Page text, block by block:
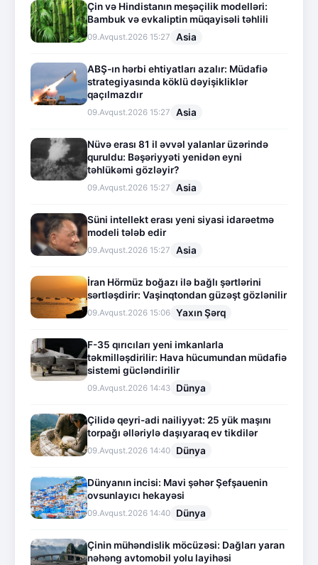
Çin və Hindistanın meşəçilik modelləri:
Bambuk və evkaliptin müqayisəli təhlili
09.Avqust.2026 15:27 Asia
ABŞ-ın hərbi ehtiyatları azalır: Müdafiə
strategiyasında köklü dəyişikliklər
qaçılmazdır
09.Avqust.2026 15:27 Asia
Nüvə erası 81 il əvvəl yalanlar üzərində
quruldu: Bəşəriyyəti yenidən eyni
təhlükəmi gözləyir?
09.Avqust.2026 15:27 Asia
Süni intellekt erası yeni siyasi idarəetmə
modeli tələb edir
09.Avqust.2026 15:27 Asia
İran Hörmüz boğazı ilə bağlı şərtlərini
sərtləşdirir: Vaşinqtondan güzəşt gözlənilir
09.Avqust.2026 15:06 Yaxın Şərq
F-35 qırıcıları yeni imkanlarla
təkmilləşdirilir: Hava hücumundan müdafiə
sistemi gücləndirilir
09.Avqust.2026 14:43 Dünya
Çilidə qeyri-adi nailiyyət: 25 yük maşını
torpağı əlləriylə daşıyaraq ev tikdilər
09.Avqust.2026 14:40 Dünya
Dünyanın incisi: Mavi şəhər Şefşauenin
ovsunlayıcı hekayəsi
09.Avqust.2026 14:40 Dünya
Çinin mühəndislik möcüzəsi: Dağları yaran
nəhəng avtomobil yolu layihəsi